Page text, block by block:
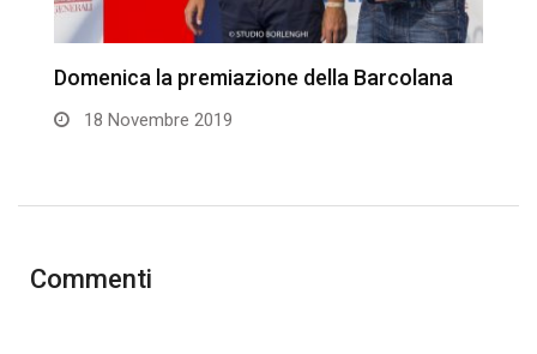
Domenica la premiazione della Barcolana
18 Novembre 2019
Commenti